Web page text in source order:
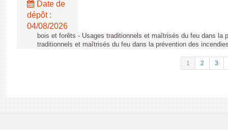
Date de
dépôt :
04/08/2026
bois et forêts - Usages traditionnels et maîtrisés du feu dans la
traditionnels et maîtrisés du feu dans la prévention des
1 2 3